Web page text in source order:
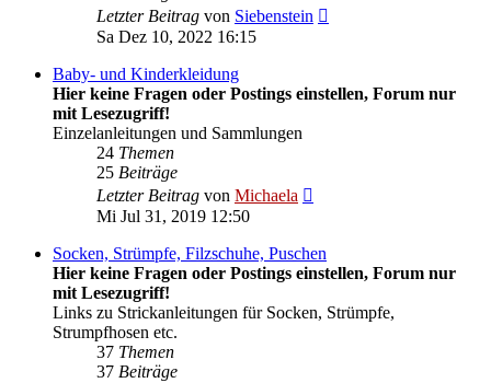
Letzter Beitrag von Siebenstein
Sa Dez 10, 2022 16:15
Baby- und Kinderkleidung
Hier keine Fragen oder Postings einstellen, Forum nur
mit Lesezugriff!
Einzelanleitungen und Sammlungen
24 Themen
25 Beiträge
Letzter Beitrag von Michaela
Mi Jul 31, 2019 12:50
Socken, Strümpfe, Filzschuhe, Puschen
Hier keine Fragen oder Postings einstellen, Forum nur
mit Lesezugriff!
Links zu Strickanleitungen für Socken, Strümpfe,
Strumpfhosen etc.
37 Themen
37 Beiträge